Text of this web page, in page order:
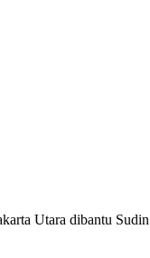
Utara dibantu